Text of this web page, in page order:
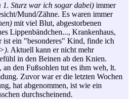
1. Sturz war ich sogar dabei) immer
Mund/Zähne. Es waren immer
mit viel Blut, abgestorbenen
Lippenbändchen..., Krankenhaus,
ist ein "besonderes" Kind, finde ich
. Aktuell kann er nicht mehr
in den Beinen ab den Knien.
den Fußsohlen tut es ihm weh, lt.
Zuvor war er die letzten Wochen
hat abgenommen, ist wie ein
durchscheinend.